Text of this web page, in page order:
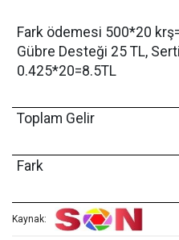
Fark ödemesi 500*20
Gübre Desteği 25 TL,
0.425*20=8.5TL
Toplam Gelir
Fark
Kaynak: